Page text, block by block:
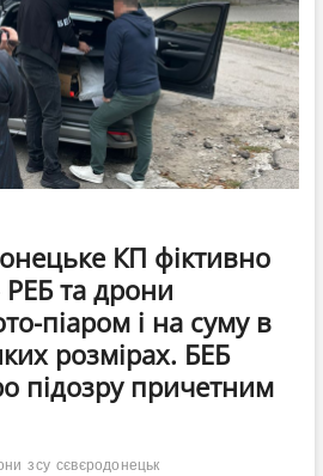
КП фіктивно
РЕБ та дрони
піаром і на суму в
розмірах. БЕБ
підозру причетним
зсу сєвєродонецьк